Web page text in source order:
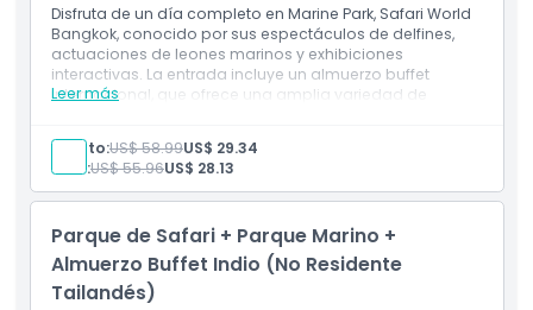
Disfruta de un día completo en Marine Park, Safari World
Bangkok, conocido por sus espectáculos de delfines,
actuaciones de leones marinos y exhibiciones
interactivas. La entrada incluye un almuerzo buffet
internacional, que ofrece una amplia variedad de
Leer más
Inclusiones
Boleto de entrada a Marine Park
Almuerzo Buffet Internacional
Adulto:US$ 58.99US$ 29.34
Niño:US$ 55.96US$ 28.13
Parque de Safari + Parque Marino +
Almuerzo Buffet Indio (No Residente
Tailandés)